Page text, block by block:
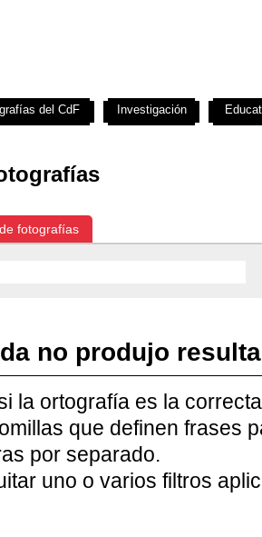
fotografías
no produjo
la ortografía es la
que definen frases
por separado.
uno o varios filtros
del CdF Investigación